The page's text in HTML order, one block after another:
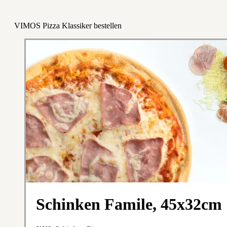
VIMOS Pizza Klassiker bestellen
Schinken Famile, 45x32cm